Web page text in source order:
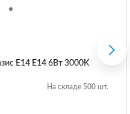
E14 E14 6Вт 3000K
На складе 500 шт.